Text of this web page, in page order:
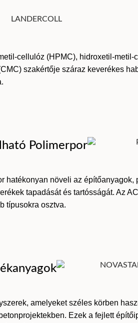
cellulóz (HPMC), hidroxetil-
szakértője száraz keverékes
Polimerpor
hatékonyan növeli az építőanyagok,
tapadását és tartósságát. Az
típusokra osztva.
amelyeket széles körben
Ezek a fejlett